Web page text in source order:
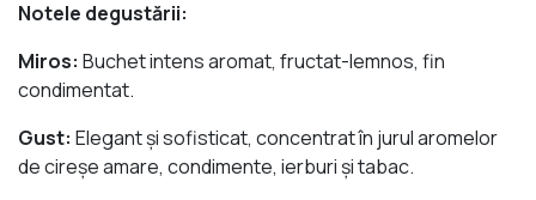
Notele degustării:
Miros: Buchet intens aromat, fructat-lemnos, fin
condimentat.
Gust: Elegant şi sofisticat, concentrat în jurul aromelor
de cireşe amare, condimente, ierburi şi tabac.